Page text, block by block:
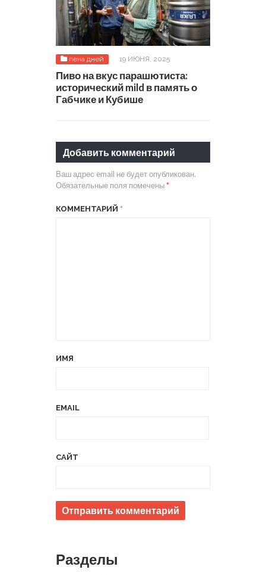
пена дней 19 ИЮНЯ, 2025
Пиво на вкус парашютиста:
исторический mild в память о
Габчике и Кубише
Добавить комментарий
Ваш адрес email не будет опубликован.
Обязательные поля помечены*
КОММЕНТАРИЙ *
ИМЯ
EMAIL
САЙТ
Разделы